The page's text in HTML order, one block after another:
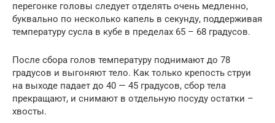
перегонке головы следует отделять очень медленно,
буквально по несколько капель в секунду, поддерживая
температуру сусла в кубе в пределах 65 – 68 градусов.
После сбора голов температуру поднимают до 78
градусов и выгоняют тело. Как только крепость струи
на выходе падает до 40 — 45 градусов, сбор тела
прекращают, и снимают в отдельную посуду остатки –
хвосты.